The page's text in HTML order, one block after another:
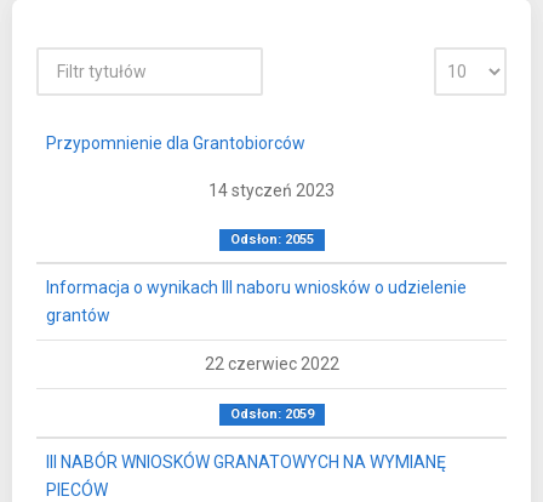
Przypomnienie dla Grantobiorców
14 styczeń 2023
Odsłon: 2055
Informacja o wynikach III naboru wniosków o udzielenie
grantów
22 czerwiec 2022
Odsłon: 2059
III NABÓR WNIOSKÓW GRANATOWYCH NA WYMIANĘ
PIECÓW